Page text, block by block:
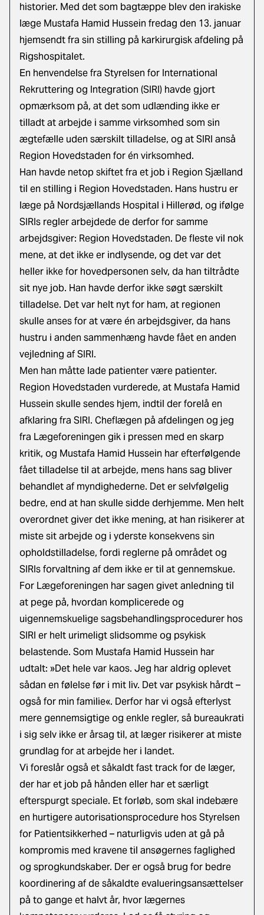
historier. Med det som bagtæppe blev den irakiske
læge Mustafa Hamid Hussein fredag den 13. januar
hjemsendt fra sin stilling på karkirurgisk afdeling på
Rigshospitalet.
En henvendelse fra Styrelsen for International
Rekruttering og Integration (SIRI) havde gjort
opmærksom på, at det som udlænding ikke er
tilladt at arbejde i samme virksomhed som sin
ægtefælle uden særskilt tilladelse, og at SIRI anså
Region Hovedstaden for én virksomhed.
Han havde netop skiftet fra et job i Region Sjælland
til en stilling i Region Hovedstaden. Hans hustru er
læge på Nordsjællands Hospital i Hillerød, og ifølge
SIRIs regler arbejdede de derfor for samme
arbejdsgiver: Region Hovedstaden. De fleste vil nok
mene, at det ikke er indlysende, og det var det
heller ikke for hovedpersonen selv, da han tiltrådte
sit nye job. Han havde derfor ikke søgt særskilt
tilladelse. Det var helt nyt for ham, at regionen
skulle anses for at være én arbejdsgiver, da hans
hustru i anden sammenhæng havde fået en anden
vejledning af SIRI.
Men han måtte lade patienter være patienter.
Region Hovedstaden vurderede, at Mustafa Hamid
Hussein skulle sendes hjem, indtil der forelå en
afklaring fra SIRI. Cheflægen på afdelingen og jeg
fra Lægeforeningen gik i pressen med en skarp
kritik, og Mustafa Hamid Hussein har efterfølgende
fået tilladelse til at arbejde, mens hans sag bliver
behandlet af myndighederne. Det er selvfølgelig
bedre, end at han skulle sidde derhjemme. Men helt
overordnet giver det ikke mening, at han risikerer at
miste sit arbejde og i yderste konsekvens sin
opholdstilladelse, fordi reglerne på området og
SIRIs forvaltning af dem ikke er til at gennemskue.
For Lægeforeningen har sagen givet anledning til
at pege på, hvordan komplicerede og
uigennemskuelige sagsbehandlingsprocedurer hos
SIRI er helt urimeligt slidsomme og psykisk
belastende. Som Mustafa Hamid Hussein har
udtalt: »Det hele var kaos. Jeg har aldrig oplevet
sådan en følelse før i mit liv. Det var psykisk hårdt –
også for min familie«. Derfor har vi også efterlyst
mere gennemsigtige og enkle regler, så bureaukrati
i sig selv ikke er årsag til, at læger risikerer at miste
grundlag for at arbejde her i landet.
Vi foreslår også et såkaldt fast track for de læger,
der har et job på hånden eller har et særligt
efterspurgt speciale. Et forløb, som skal indebære
en hurtigere autorisationsprocedure hos Styrelsen
for Patientsikkerhed – naturligvis uden at gå på
kompromis med kravene til ansøgernes faglighed
og sprogkundskaber. Der er også brug for bedre
koordinering af de såkaldte evalueringsansættelser
på to gange et halvt år, hvor lægernes